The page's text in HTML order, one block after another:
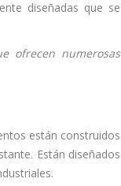
diseñadas que se
ofrecen numerosas
están construidos
Están diseñados